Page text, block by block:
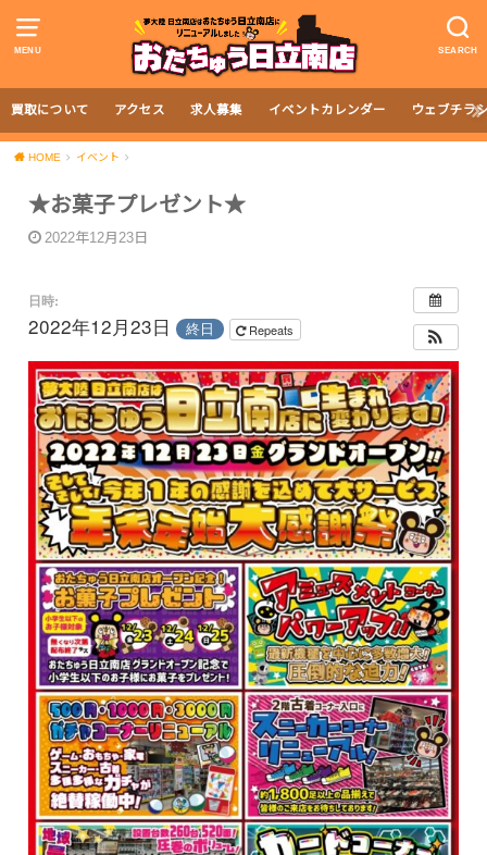
MENU SEARCH
買取について アクセス 求人募集 イベントカレンダー ウェブチラ
HOME イベント
★お菓子プレゼント★
2022年12月23日
日時:
2022年12月23日 終日 Repeats